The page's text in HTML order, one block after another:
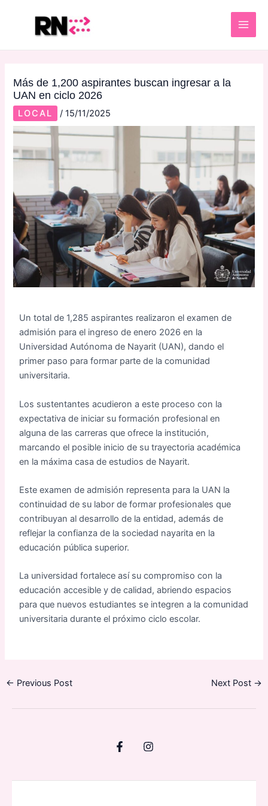
Más de 1,200 aspirantes buscan ingresar a la
UAN en ciclo 2026
LOCAL /15/11/2025
Un total de 1,285 aspirantes realizaron el examen de
admisión para el ingreso de enero 2026 en la
Universidad Autónoma de Nayarit (UAN), dando el
primer paso para formar parte de la comunidad
universitaria.
Los sustentantes acudieron a este proceso con la
expectativa de iniciar su formación profesional en
alguna de las carreras que ofrece la institución,
marcando el posible inicio de su trayectoria académica
en la máxima casa de estudios de Nayarit.
Este examen de admisión representa para la UAN la
continuidad de su labor de formar profesionales que
contribuyan al desarrollo de la entidad, además de
reflejar la confianza de la sociedad nayarita en la
educación pública superior.
La universidad fortalece así su compromiso con la
educación accesible y de calidad, abriendo espacios
para que nuevos estudiantes se integren a la comunidad
universitaria durante el próximo ciclo escolar.
navigation
← Previous Post Next Post →